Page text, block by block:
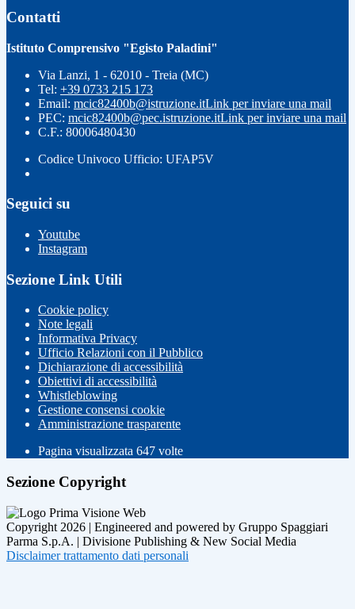
Contatti
Istituto Comprensivo "Egisto Paladini"
Via Lanzi, 1 - 62010 - Treia (MC)
Tel: +39 0733 215 173
Email: mcic82400b@istruzione.itLink per inviare una mail
PEC: mcic82400b@pec.istruzione.itLink per inviare una mail
C.F.: 80006480430
Codice Univoco Ufficio: UFAP5V
Seguici su
Youtube
Instagram
Sezione Link Utili
Cookie policy
Note legali
Informativa Privacy
Ufficio Relazioni con il Pubblico
Dichiarazione di accessibilità
Obiettivi di accessibilità
Whistleblowing
Gestione consensi cookie
Amministrazione trasparente
Pagina visualizzata 647 volte
Sezione Copyright
Copyright 2026 | Engineered and powered by Gruppo Spaggiari
Parma S.p.A. | Divisione Publishing & New Social Media
Disclaimer trattamento dati personali